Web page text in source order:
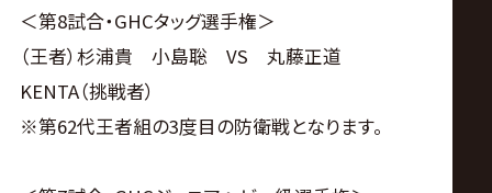
＜第8試合・GHCタッグ選手権＞
（王者）杉浦貴 小島聡 VS 丸藤正道
KENTA（挑戦者）
※第62代王者組の3度目の防衛戦となります。